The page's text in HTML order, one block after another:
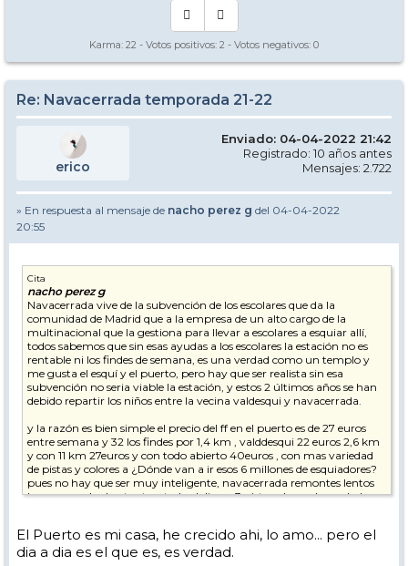
Karma: 22 - Votos positivos: 2 - Votos negativos: 0
Re: Navacerrada temporada 21-22
erico
Enviado: 04-04-2022 21:42
Registrado: 10 años antes
Mensajes: 2.722
» En respuesta al mensaje de nacho perez g del 04-04-2022
20:55
Cita
nacho perez g
Navacerrada vive de la subvención de los escolares que da la
comunidad de Madrid que a la empresa de un alto cargo de la
multinacional que la gestiona para llevar a escolares a esquiar allí,
todos sabemos que sin esas ayudas a los escolares la estación no es
rentable ni los findes de semana, es una verdad como un templo y
me gusta el esquí y el puerto, pero hay que ser realista sin esa
subvención no seria viable la estación, y estos 2 últimos años se han
debido repartir los niños entre la vecina valdesqui y navacerrada.
y la razón es bien simple el precio del ff en el puerto es de 27 euros
entre semana y 32 los findes por 1,4 km , valddesqui 22 euros 2,6 km
y con 11 km 27euros y con todo abierto 40euros , con mas variedad
de pistas y colores a ¿Dónde van a ir esos 6 millones de esquiadores?
pues no hay que ser muy inteligente, navacerrada remontes lentos
hay que andar bastante y todo el dia en 3 pistas aburre la verdad y
El Puerto es mi casa, he crecido ahi, lo amo... pero el
dia a dia es el que es, es verdad.